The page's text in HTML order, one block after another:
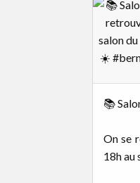
📚
On se
18h au